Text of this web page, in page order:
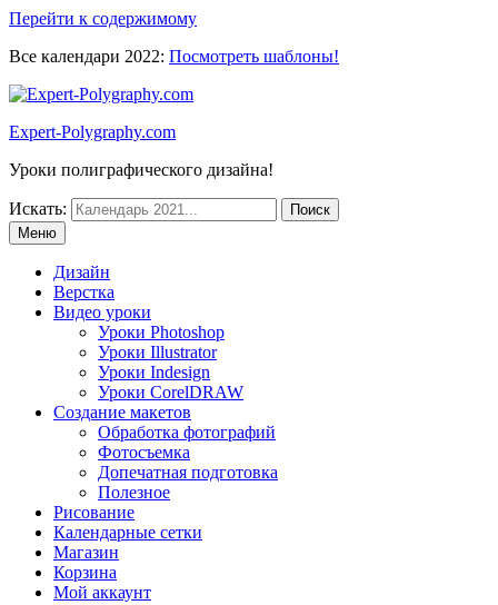
Перейти к содержимому
Все календари 2022: Посмотреть шаблоны!
Expert-Polygraphy.com
Уроки полиграфического дизайна!
Искать:
Меню
Дизайн
Верстка
Видео уроки
Уроки Photoshop
Уроки Illustrator
Уроки Indesign
Уроки CorelDRAW
Создание макетов
Обработка фотографий
Фотосъемка
Допечатная подготовка
Полезное
Рисование
Календарные сетки
Магазин
Корзина
Мой аккаунт